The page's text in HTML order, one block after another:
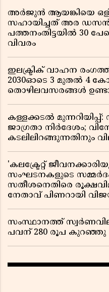
അർജുൻ ആയങ്കിയെ
സഹായിച്ചത് അര
പത്തനംതിട്ടയിൽ 30
വിവരം ​​​​​​​
ഇലക്ട്രിക് വാഹന
2030ഓടെ 3 മുതൽ 4
തൊഴിലവസരങ്ങൾ
കള്ളക്കടൽ
ജാഗ്രതാ നിർദേശം;
കടലിലിറങ്ങുന്നതിനും
'കലക്ട്രേറ്റ്
സംഘടനകളുടെ സമ്മർദം
സതീശനെതിരെ
നേതാവ് പിണറായി
സംസ്ഥാനത്ത്
പവന് 280 രൂപ കുറഞ്ഞു